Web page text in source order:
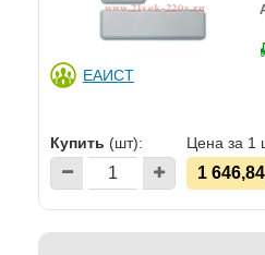
ЕАИСТ
Купить (шт): Цена за 1
1 646,84